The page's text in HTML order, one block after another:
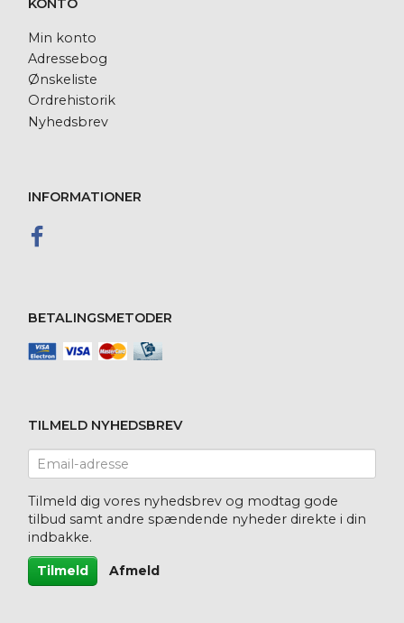
KONTO
Min konto
Adressebog
Ønskeliste
Ordrehistorik
Nyhedsbrev
INFORMATIONER
BETALINGSMETODER
TILMELD NYHEDSBREV
Email-
adresse
Tilmeld dig vores nyhedsbrev og modtag gode
tilbud samt andre spændende nyheder direkte i din
indbakke.
Tilmeld Afmeld